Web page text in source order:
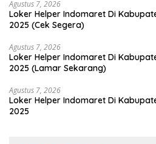
Agustus 7, 2026
Loker Helper Indomaret Di
2025 (Cek Segera)
Agustus 7, 2026
Loker Helper Indomaret Di
2025 (Lamar Sekarang)
Agustus 7, 2026
Loker Helper Indomaret Di
2025